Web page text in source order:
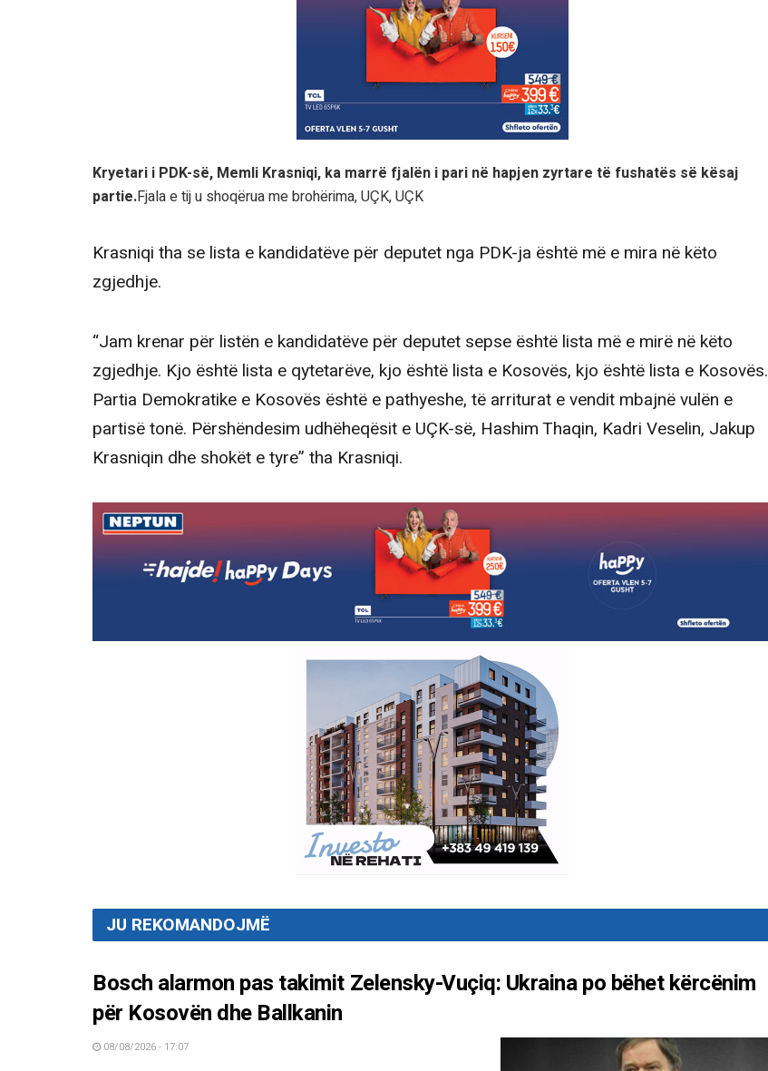
Kryetari i PDK-së, Memli Krasniqi, ka marrë fjalën i pari në hapjen zyrtare të fushatës së kësaj
partie.Fjala e tij u shoqërua me brohërima, UÇK, UÇK
Krasniqi tha se lista e kandidatëve për deputet nga PDK-ja është më e mira në këto
zgjedhje.
“Jam krenar për listën e kandidatëve për deputet sepse është lista më e mirë në këto
zgjedhje. Kjo është lista e qytetarëve, kjo është lista e Kosovës, kjo është lista e Kosovës.
Partia Demokratike e Kosovës është e pathyeshe, të arriturat e vendit mbajnë vulën e
partisë tonë. Përshëndesim udhëheqësit e UÇK-së, Hashim Thaqin, Kadri Veselin, Jakup
Krasniqin dhe shokët e tyre” tha Krasniqi.
JU REKOMANDOJMË
Bosch alarmon pas takimit Zelensky-Vuçiq: Ukraina po bëhet kërcënim
për Kosovën dhe Ballkanin
08/08/2026 - 17:07